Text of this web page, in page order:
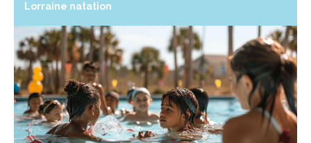
Lorraine natation